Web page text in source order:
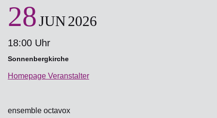
28JUN2026
18:00 Uhr
Sonnenbergkirche
Homepage Veranstalter
ensemble octavox